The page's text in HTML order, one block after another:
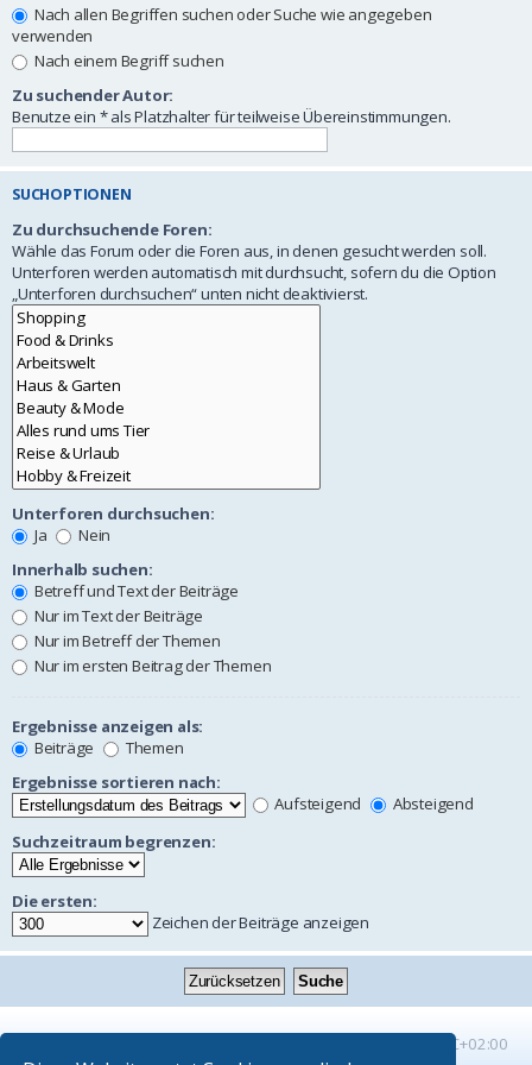
Nach allen Begriffen suchen oder Suche wie angegeben
verwenden
Nach einem Begriff suchen
Zu suchender Autor:
Benutze ein * als Platzhalter für teilweise Übereinstimmungen.
SUCHOPTIONEN
Zu durchsuchende Foren:
Wähle das Forum oder die Foren aus, in denen gesucht werden soll.
Unterforen werden automatisch mit durchsucht, sofern du die Option
„Unterforen durchsuchen“ unten nicht deaktivierst.
Unterforen durchsuchen:
Ja
Nein
Innerhalb suchen:
Betreff und Text der Beiträge
Nur im Text der Beiträge
Nur im Betreff der Themen
Nur im ersten Beitrag der Themen
Ergebnisse anzeigen als:
Beiträge
Themen
Ergebnisse sortieren nach:
Aufsteigend
Absteigend
Suchzeitraum begrenzen:
Die ersten:
Zeichen der Beiträge anzeigen
UTC+02:00